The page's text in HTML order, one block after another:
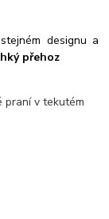
designu a
přehoz
praní v tekutém